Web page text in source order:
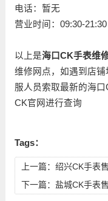
电话：暂无
营业时间：09:30-21:30
以上是海口CK手表维
维修网点，如遇到店
服人员索取最新的海
CK官网进行查询
Tags：
上一篇： 绍兴CK手表
查询
下一篇： 盐城CK手表